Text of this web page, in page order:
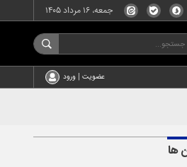
جمعه، ۱۶ مرداد ۱۴۰۵
عضویت | ورود
ها